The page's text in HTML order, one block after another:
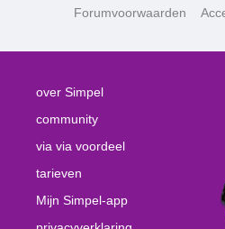
Forumvoorwaarden
over Simpel
community
via via voordeel
tarieven
Mijn Simpel-app